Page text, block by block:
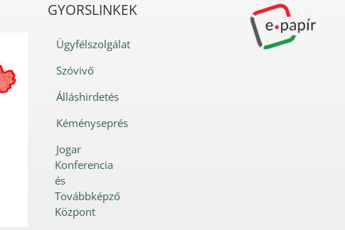
GYORSLINKEK
Ügyfélszolgálat
Szóvivő
Álláshirdetés
Kéményseprés
Jogar
Konferencia
és
Továbbképző
Központ